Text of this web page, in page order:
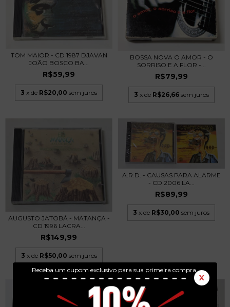
Receba um cupom exclusivo para sua primeira compra.
X
TOM MAIOR - CD 1987 DJAVAN
JOÃO BOSCO BA...
R$59,99
3 x de R$20,00 sem juros
BOSSA NOVA O AMOR - O
SORRISO E A FLOR -...
R$79,99
3 x de R$26,66 sem juros
AUGUSTO JATOBÁ - MATANÇA -
CD 1996 LACRA...
R$149,99
3 x de R$50,00 sem juros
A.R.D. - CAUSAS PARA ALARME
- CD 2006 LA...
R$89,99
3 x de R$30,00 sem juros